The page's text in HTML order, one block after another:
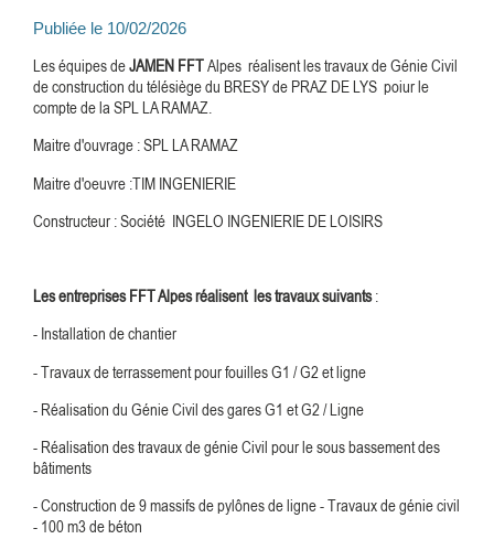
Publiée le 10/02/2026
Les équipes deJAMEN FFTAlpes réalisent les travaux de Génie Civil
de construction du télésiège du BRESY de PRAZ DE LYS poiur le
compte de la SPL LA RAMAZ.
Maitre d'ouvrage : SPL LA RAMAZ
Maitre d'oeuvre :TIM INGENIERIE
Constructeur : Société INGELO INGENIERIE DE LOISIRS
Les entreprises FFT Alpes réalisent les travaux suivants:
- Installation de chantier
- Travaux de terrassement pour fouilles G1 / G2 et ligne
- Réalisation du Génie Civil des gares G1 et G2 / Ligne
- Réalisation des travaux de génie Civil pour le sous bassement des
bâtiments
- Construction de 9 massifs de pylônes de ligne - Travaux de génie civil
- 100 m3 de béton